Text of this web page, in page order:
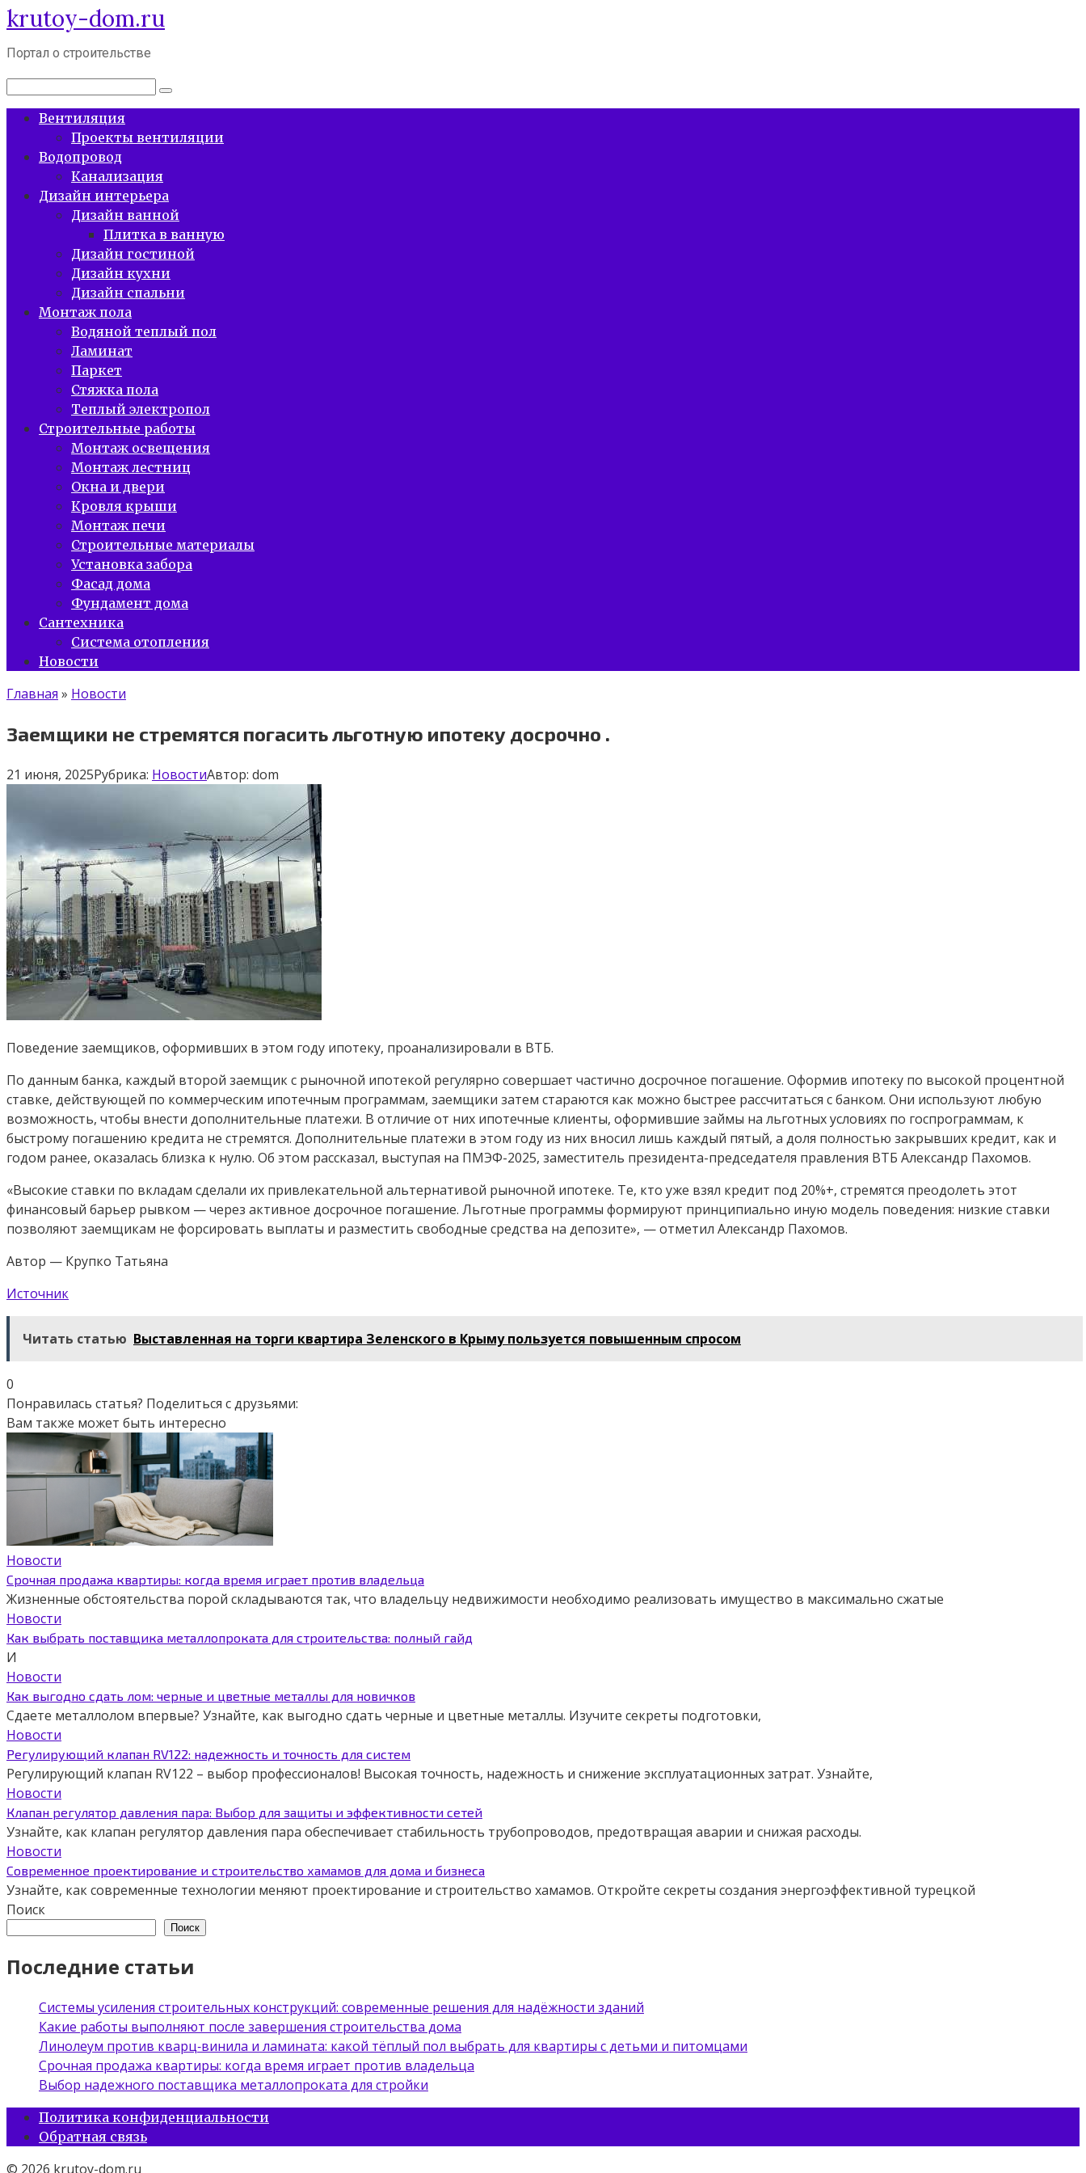
Перейти
к
контенту
krutoy-dom.ru
Портал о строительстве
Поиск:
Вентиляция
Проекты вентиляции
Водопровод
Канализация
Дизайн интерьера
Дизайн ванной
Плитка в ванную
Дизайн гостиной
Дизайн кухни
Дизайн спальни
Монтаж пола
Водяной теплый пол
Ламинат
Паркет
Стяжка пола
Теплый электропол
Строительные работы
Монтаж освещения
Монтаж лестниц
Окна и двери
Кровля крыши
Монтаж печи
Строительные материалы
Установка забора
Фасад дома
Фундамент дома
Сантехника
Система отопления
Новости
Главная » Новости
Заемщики не стремятся погасить льготную ипотеку досрочно .
21 июня, 2025Рубрика: НовостиАвтор: dom
Поведение заемщиков, оформивших в этом году ипотеку, проанализировали в ВТБ.
По данным банка, каждый второй заемщик с рыночной ипотекой регулярно совершает частично досрочное погашение. Оформив ипотеку по высокой процентной
ставке, действующей по коммерческим ипотечным программам, заемщики затем стараются как можно быстрее рассчитаться с банком. Они используют любую
возможность, чтобы внести дополнительные платежи. В отличие от них ипотечные клиенты, оформившие займы на льготных условиях по госпрограммам, к
быстрому погашению кредита не стремятся. Дополнительные платежи в этом году из них вносил лишь каждый пятый, а доля полностью закрывших кредит, как и
годом ранее, оказалась близка к нулю. Об этом рассказал, выступая на ПМЭФ-2025, заместитель президента-председателя правления ВТБ Александр Пахомов.
«Высокие ставки по вкладам сделали их привлекательной альтернативой рыночной ипотеке. Те, кто уже взял кредит под 20%+, стремятся преодолеть этот
финансовый барьер рывком — через активное досрочное погашение. Льготные программы формируют принципиально иную модель поведения: низкие ставки
позволяют заемщикам не форсировать выплаты и разместить свободные средства на депозите», — отметил Александр Пахомов.
Автор — Крупко Татьяна
Источник
Читать статью Выставленная на торги квартира Зеленского в Крыму пользуется повышенным спросом
0
Понравилась статья? Поделиться с друзьями:
Вам также может быть интересно
Новости
Срочная продажа квартиры: когда время играет против владельца
Жизненные обстоятельства порой складываются так, что владельцу недвижимости необходимо реализовать имущество в максимально сжатые
Новости
Как выбрать поставщика металлопроката для строительства: полный гайд
И
Новости
Как выгодно сдать лом: черные и цветные металлы для новичков
Сдаете металлолом впервые? Узнайте, как выгодно сдать черные и цветные металлы. Изучите секреты подготовки,
Новости
Регулирующий клапан RV122: надежность и точность для систем
Регулирующий клапан RV122 – выбор профессионалов! Высокая точность, надежность и снижение эксплуатационных затрат. Узнайте,
Новости
Клапан регулятор давления пара: Выбор для защиты и эффективности сетей
Узнайте, как клапан регулятор давления пара обеспечивает стабильность трубопроводов, предотвращая аварии и снижая расходы.
Новости
Современное проектирование и строительство хамамов для дома и бизнеса
Узнайте, как современные технологии меняют проектирование и строительство хамамов. Откройте секреты создания энергоэффективной турецкой
Поиск
Поиск
Последние статьи
Системы усиления строительных конструкций: современные решения для надёжности зданий
Какие работы выполняют после завершения строительства дома
Линолеум против кварц‑винила и ламината: какой тёплый пол выбрать для квартиры с детьми и питомцами
Срочная продажа квартиры: когда время играет против владельца
Выбор надежного поставщика металлопроката для стройки
Политика конфиденциальности
Обратная связь
© 2026 krutoy-dom.ru